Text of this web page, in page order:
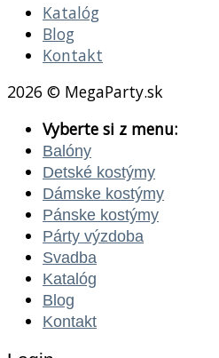
Katalóg
Blog
Kontakt
2026 © MegaParty.sk
Vyberte si z menu:
Balóny
Detské kostýmy
Dámske kostýmy
Pánske kostýmy
Párty výzdoba
Svadba
Katalóg
Blog
Kontakt